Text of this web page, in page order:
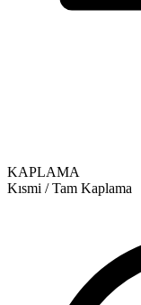
KAPLAMA
Kısmi / Tam Kaplama